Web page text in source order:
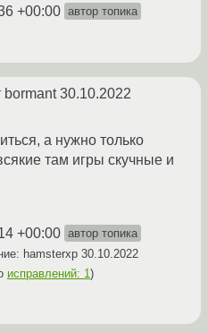
+00:00 автор топика
bormant30.10.2022
а нужно только
там игры скучные и
+00:00 автор топика
hamsterxp 30.10.2022
исправлений: 1)